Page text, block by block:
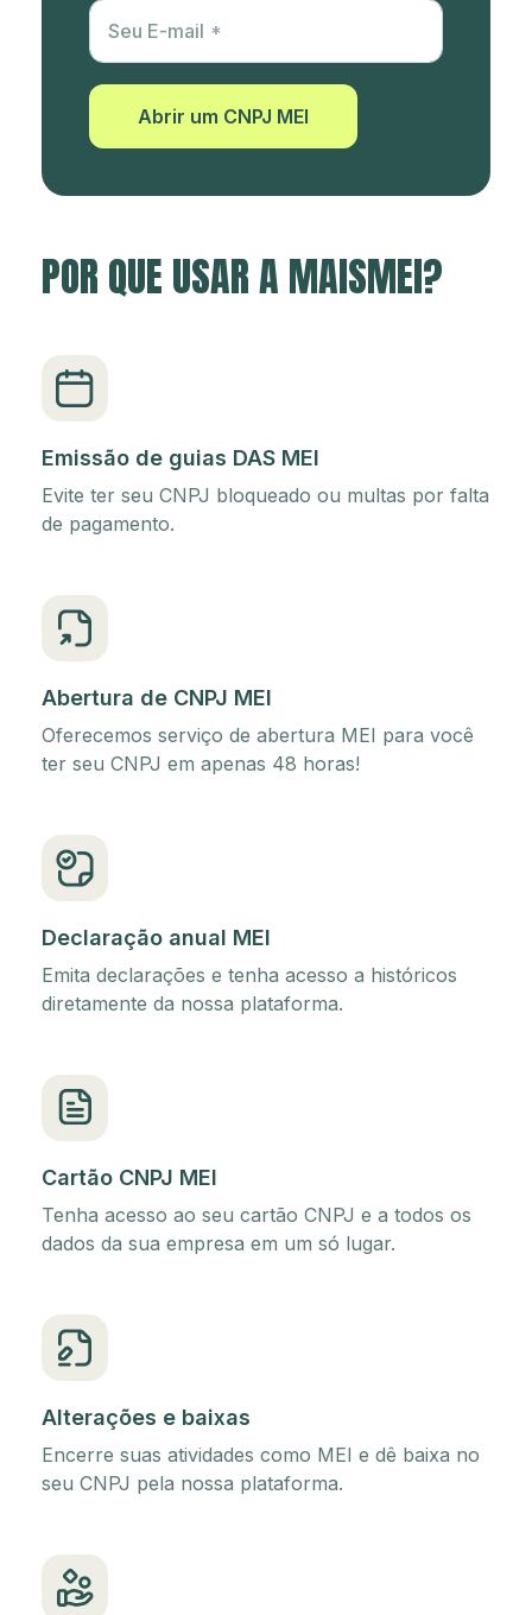
Utm Content
Seu E-mail
Abrir um CNPJ MEI
POR QUE USAR A MAISMEI?
Emissão de guias DAS MEI
Evite ter seu CNPJ bloqueado ou multas por falta
de pagamento.
Abertura de CNPJ MEI
Oferecemos serviço de abertura MEI para você
ter seu CNPJ em apenas 48 horas!
Declaração anual MEI
Emita declarações e tenha acesso a históricos
diretamente da nossa plataforma.
Cartão CNPJ MEI
Tenha acesso ao seu cartão CNPJ e a todos os
dados da sua empresa em um só lugar.
Alterações e baixas
Encerre suas atividades como MEI e dê baixa no
seu CNPJ pela nossa plataforma.